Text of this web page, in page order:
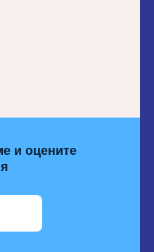
и оцените